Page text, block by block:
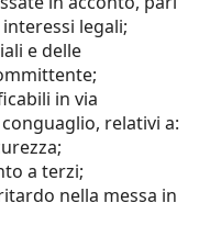
interessi legali;
e delle
in via
conguaglio, relativi a:
a terzi;
nella messa in